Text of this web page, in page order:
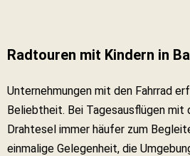
Radtouren mit Kindern in
Unternehmungen mit den Fahrrad
Beliebtheit. Bei Tagesausflügen mit
Drahtesel immer häufer zum
einmalige Gelegenheit, die